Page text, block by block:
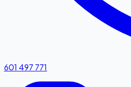
601 497 771